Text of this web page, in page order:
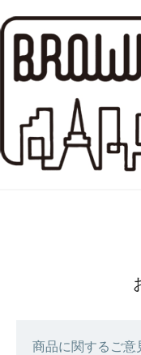
商品に関するご意